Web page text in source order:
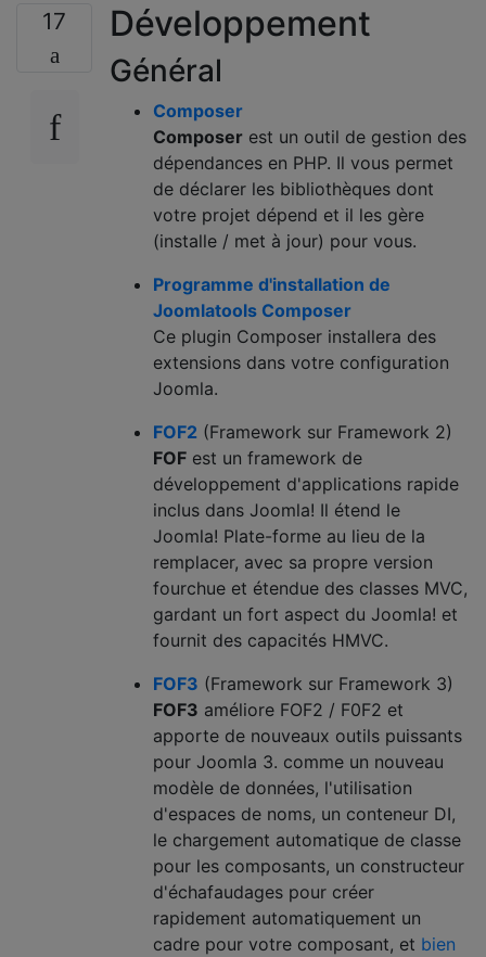
17 Développement
Général
Composer
Composer est un outil de gestion des
dépendances en PHP. Il vous permet
de déclarer les bibliothèques dont
votre projet dépend et il les gère
(installe / met à jour) pour vous.
Programme d'installation de
Joomlatools Composer
Ce plugin Composer installera des
extensions dans votre configuration
Joomla.
FOF2 (Framework sur Framework 2)
FOF est un framework de
développement d'applications rapide
inclus dans Joomla! Il étend le
Joomla! Plate-forme au lieu de la
remplacer, avec sa propre version
fourchue et étendue des classes MVC,
gardant un fort aspect du Joomla! et
fournit des capacités HMVC.
FOF3 (Framework sur Framework 3)
FOF3 améliore FOF2 / F0F2 et
apporte de nouveaux outils puissants
pour Joomla 3. comme un nouveau
modèle de données, l'utilisation
d'espaces de noms, un conteneur DI,
le chargement automatique de classe
pour les composants, un constructeur
d'échafaudages pour créer
rapidement automatiquement un
cadre pour votre composant, et bien